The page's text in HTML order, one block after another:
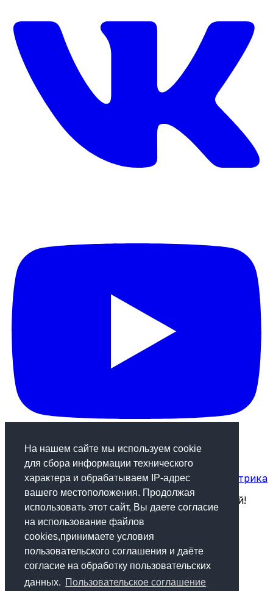
На нашем сайте мы используем cookie
для сбора информации технического
характера и обрабатываем IP-адрес
вашего местоположения. Продолжая
использовать этот сайт, Вы даете согласие
на использование файлов
cookies,принимаете условия
пользовательского соглашения и даёте
согласие на обработку пользовательских
данных. Пользовательское соглашение
Статистика посещаемости сайта от Яндекс.Метрика
Будь в курсе! Подпишись на рассылку новостей!
Подписаться
© 2013-2024 "Медиа-центр Крапивинского
муниципального округа"